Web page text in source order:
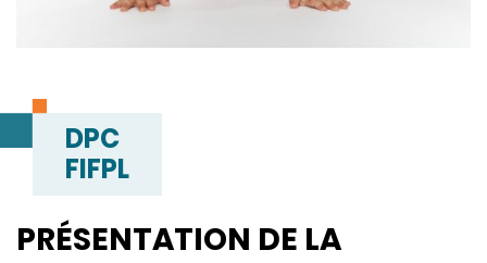
DPC
FIFPL
PRÉSENTATION DE LA